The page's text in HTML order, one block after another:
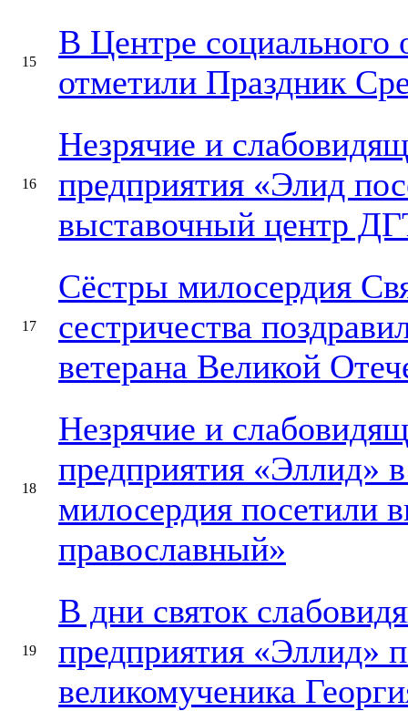
15
В Центре социального
отметили Праздник
16
Незрячие и
предприятия «Элид
выставочный центр
17
Сёстры милосердия
сестричества
ветерана Великой
18
Незрячие и
предприятия «Эллид»
милосердия посетили
православный»
19
В дни святок
предприятия «Эллид»
великомученика